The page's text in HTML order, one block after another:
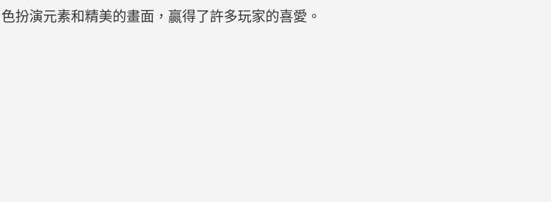
扮演元素和精美的畫面，贏得了許多玩家的喜愛。